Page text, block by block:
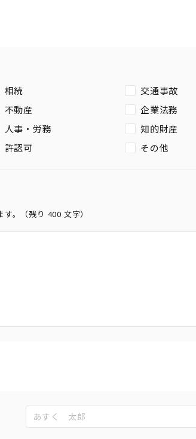
相続 交通事故
不動産 企業法務
人事・労務 知的財産
許認可 その他
。（残り 400 文字）